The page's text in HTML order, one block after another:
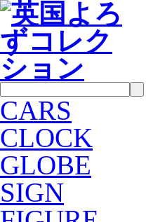
CARS
CLOCK
GLOBE
SIGN